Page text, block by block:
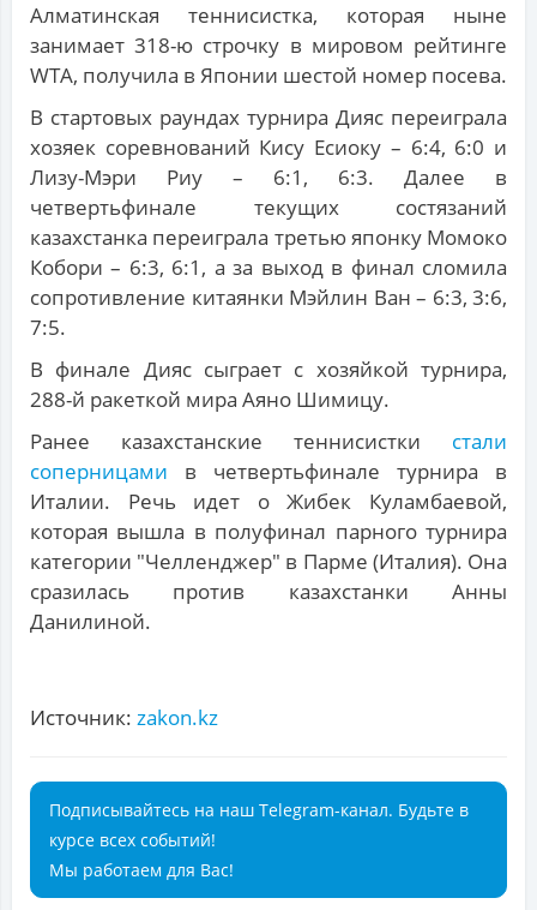
Алматинская теннисистка, которая ныне
занимает 318-ю строчку в мировом рейтинге
WTA, получила в Японии шестой номер посева.
В стартовых раундах турнира Дияс переиграла
хозяек соревнований Кису Есиоку – 6:4, 6:0 и
Лизу-Мэри Риу – 6:1, 6:3. Далее в
четвертьфинале текущих состязаний
казахстанка переиграла третью японку Момоко
Кобори – 6:3, 6:1, а за выход в финал сломила
сопротивление китаянки Мэйлин Ван – 6:3, 3:6,
7:5.
В финале Дияс сыграет с хозяйкой турнира,
288-й ракеткой мира Аяно Шимицу.
Ранее казахстанские теннисистки стали
соперницами в четвертьфинале турнира в
Италии. Речь идет о Жибек Куламбаевой,
которая вышла в полуфинал парного турнира
категории "Челленджер" в Парме (Италия). Она
сразилась против казахстанки Анны
Данилиной.
Источник: zakon.kz
Подписывайтесь на наш Telegram-канал. Будьте в
курсе всех событий!
Мы работаем для Вас!